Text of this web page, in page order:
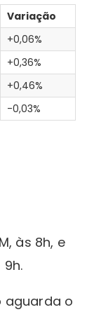
Variação
+0,06%
+0,36%
+0,46%
-0,03%
às 8h, e
aguarda o